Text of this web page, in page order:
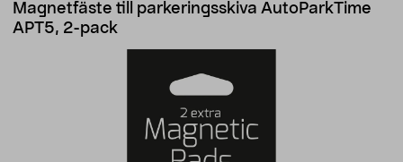
Magnetfäste till parkeringsskiva AutoParkTime
APT5, 2-pack